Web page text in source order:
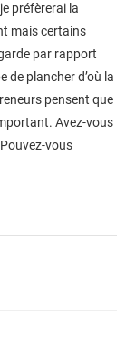
préfèrerai la
mais certains
par rapport
de plancher d’où la
pensent que
Avez-vous
vous